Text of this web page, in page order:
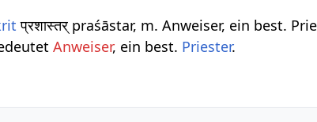
प्रशास्तर् praśāstar, m. Anweiser, ein best.
Anweiser, ein best. Priester.